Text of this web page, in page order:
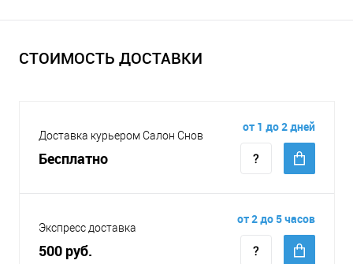
СТОИМОСТЬ ДОСТАВКИ
Доставка курьером Салон Снов
Бесплатно
от 1 до 2 дней
Экспресс доставка
500 руб.
от 2 до 5 часов